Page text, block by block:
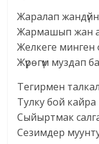
Жаралап
Жармашып жан
Желкеге минген
Жүрөгүм муздап
Тегирмен
Тулку бой кайра
Сыйыртмак
Сезимдер